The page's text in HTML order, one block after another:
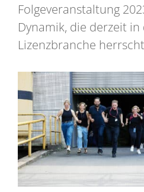
Folgeveranstaltung
Dynamik, die derzeit
Lizenzbranche